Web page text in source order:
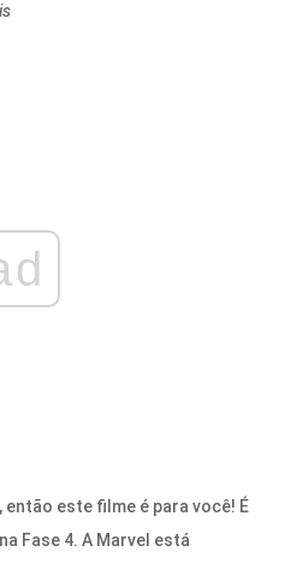
então este filme é para você! É
Fase 4. A Marvel está